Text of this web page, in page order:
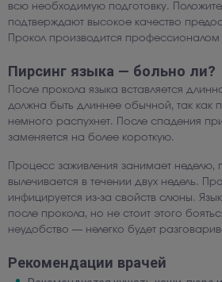
всю необходимую подготовку.
подтверждают высокое качество
Прокол производится профессионалом
Пирсинг языка — больно ли?
После прокола языка вставляется
должна быть длиннее обычной, так как
немного распухнет. После спадения
заменяется на более короткую.
Процесс заживления занимает неделю,
вылечивается в течении двух недель.
инфицируется из-за свойств слюны.
после прокола, но не стоит этого
неудобство — нелегко будет
Рекомендации врачей